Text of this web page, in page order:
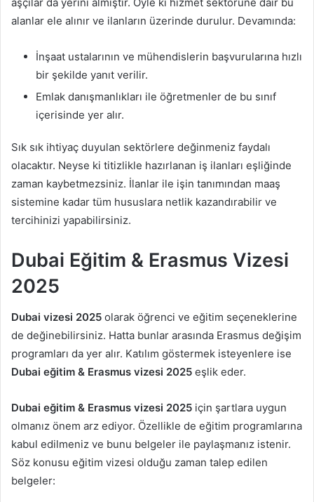
alanlar ele alınır ve ilanların üzerinde durulur. Devamında:
İnşaat ustalarının ve mühendislerin başvurularına hızlı
bir şekilde yanıt verilir.
Emlak danışmanlıkları ile öğretmenler de bu sınıf
içerisinde yer alır.
Sık sık ihtiyaç duyulan sektörlere değinmeniz faydalı
olacaktır. Neyse ki titizlikle hazırlanan iş ilanları eşliğinde
zaman kaybetmezsiniz. İlanlar ile işin tanımından maaş
sistemine kadar tüm hususlara netlik kazandırabilir ve
tercihinizi yapabilirsiniz.
Dubai Eğitim & Erasmus Vizesi
2025
Dubai vizesi 2025 olarak öğrenci ve eğitim seçeneklerine
de değinebilirsiniz. Hatta bunlar arasında Erasmus değişim
programları da yer alır. Katılım göstermek isteyenlere ise
Dubai eğitim & Erasmus vizesi 2025 eşlik eder.
Dubai eğitim & Erasmus vizesi 2025 için şartlara uygun
olmanız önem arz ediyor. Özellikle de eğitim programlarına
kabul edilmeniz ve bunu belgeler ile paylaşmanız istenir.
Söz konusu eğitim vizesi olduğu zaman talep edilen
belgeler: